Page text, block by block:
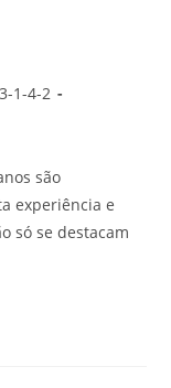
1-4-2
são
experiência e
só se destacam